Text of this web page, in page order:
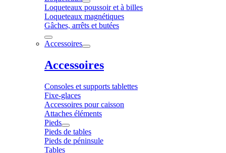
Loqueteaux poussoir et à billes
Loqueteaux magnétiques
Gâches, arrêts et butées
Accessoires
Accessoires
Consoles et supports tablettes
Fixe-glaces
Accessoires pour caisson
Attaches éléments
Pieds
Pieds de tables
Pieds de péninsule
Tables